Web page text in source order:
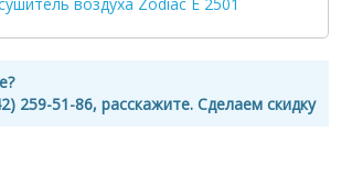
259-51-86, расскажите. Сделаем скидку